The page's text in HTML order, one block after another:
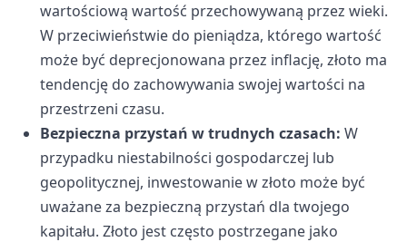
wartościową wartość przechowywaną przez wieki.
W przeciwieństwie do pieniądza, którego wartość
może być deprecjonowana przez inflację, złoto ma
tendencję do zachowywania swojej wartości na
przestrzeni czasu.
Bezpieczna przystań w trudnych czasach: W
przypadku niestabilności gospodarczej lub
geopolitycznej, inwestowanie w złoto może być
uważane za bezpieczną przystań dla twojego
kapitału. Złoto jest często postrzegane jako